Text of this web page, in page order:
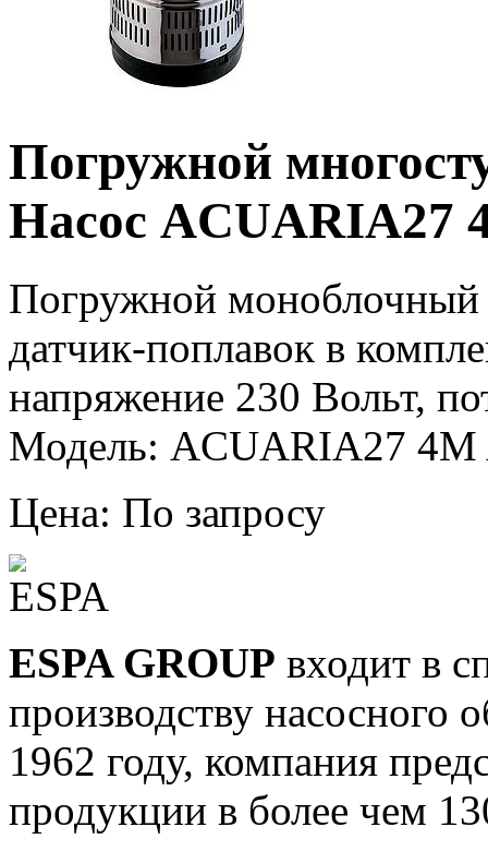
Погружной
Насос ACUARIA27
Погружной моноблочный
датчик-поплавок в
напряжение 230 Вольт,
Модель: ACUARIA27 4M
Цена: По запросу
ESPA GROUP входит в
производству насосного
1962 году, компания
продукции в более чем